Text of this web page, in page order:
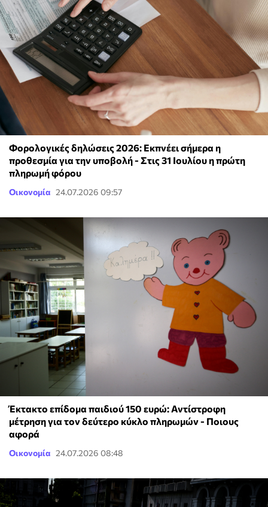
Φορολογικές δηλώσεις 2026: Εκπνέει σήμερα η
προθεσμία για την υποβολή - Στις 31 Ιουλίου η πρώτη
πληρωμή φόρου
Οικονομία 24.07.2026 09:57
Έκτακτο επίδομα παιδιού 150 ευρώ: Αντίστροφη
μέτρηση για τον δεύτερο κύκλο πληρωμών - Ποιους
αφορά
Οικονομία 24.07.2026 08:48